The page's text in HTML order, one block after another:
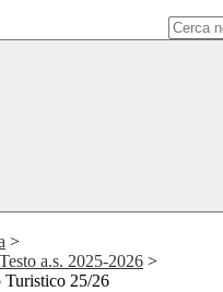
>
a.s. 2025-2026 >
Turistico 25/26